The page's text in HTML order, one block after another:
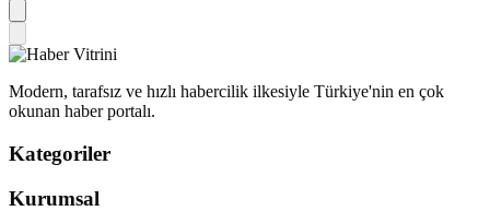
Modern, tarafsız ve hızlı habercilik ilkesiyle Türkiye'nin en çok
okunan haber portalı.
Kategoriler
Kurumsal